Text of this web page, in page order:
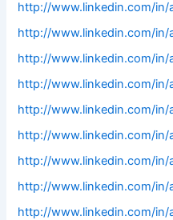
http://www.linkedin.com/in/
http://www.linkedin.com/in/
http://www.linkedin.com/in/
http://www.linkedin.com/in/
http://www.linkedin.com/
http://www.linkedin.com/in/
http://www.linkedin.com/in/
http://www.linkedin.com/in/
http://www.linkedin.com/in/